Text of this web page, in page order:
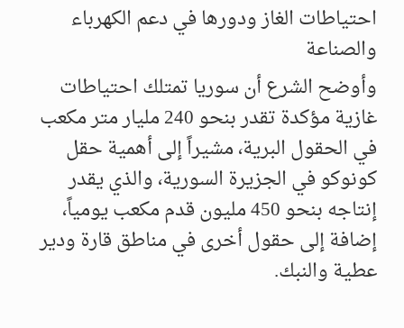
احتياطات الغاز ودورها في دعم الكهرباء
والصناعة
وأوضح الشرع أن سوريا تمتلك احتياطات
غازية مؤكدة تقدر بنحو 240 مليار متر مكعب
في الحقول البرية، مشيراً إلى أهمية حقل
كونوكو في الجزيرة السورية، والذي يقدر
إنتاجه بنحو 450 مليون قدم مكعب يومياً،
إضافة إلى حقول أخرى في مناطق قارة ودير
عطية والنبك.